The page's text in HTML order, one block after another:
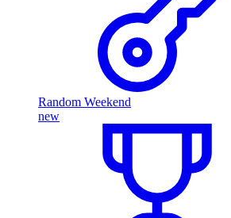
Random Weekend
new